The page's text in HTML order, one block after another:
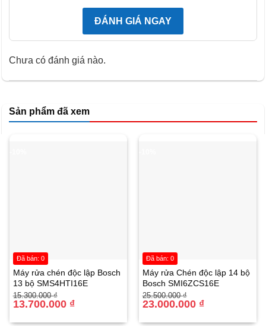
Kiểu dáng sang trọng, tinh tế
ĐÁNH GIÁ NGAY
Chưa có đánh giá nào.
Sản phẩm đã xem
Máy rửa chén độc lập Bosch
13 bộ SMS4HTI16E
15.300.000₫
Giá
gốc
13.700.000 ₫
Giá
hiện
Đã bán: 0
Máy rửa Chén độc lập 14 bộ
Bosch SMI6ZCS16E
25.500.000₫
Giá
gốc
23.000.000 ₫
Giá
hiện
Đã bán: 0